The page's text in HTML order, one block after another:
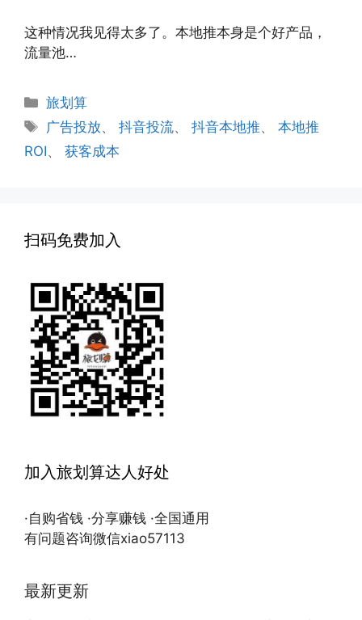
这种情况我见得太多了。本地推本身是个好产品，
流量池…
分
类
旅划算
标
签
广告投放、抖音投流、抖音本地推、本地推
ROI、 获客成本
扫码免费加入
加入旅划算达人好处
·自购省钱 ·分享赚钱 ·全国通用
有问题咨询微信xiao57113
最新更新